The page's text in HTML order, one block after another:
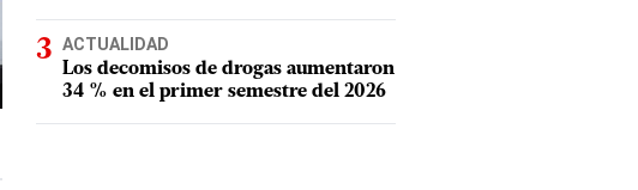
ACTUALIDAD
Los decomisos de drogas aumentaron
34 % en el primer semestre del 2026